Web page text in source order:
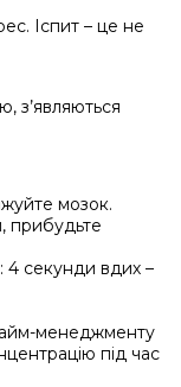
Іспит – це не
з’являються
мозок.
прибудьте
4 секунди вдих –
менеджменту
під час